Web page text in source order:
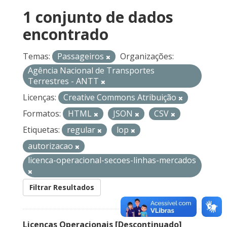
1 conjunto de dados
encontrado
Temas: Passageiros
Organizações:
Agência Nacional de Transportes
Terrestres - ANTT
Licenças:
Creative Commons Atribuição
Formatos:
HTML JSON
CSV
Etiquetas:
regular
lop
autorizacao
licenca-operacional-secoes-linhas-mercados
Filtrar Resultados
Licenças Operacionais [Descontinuado]